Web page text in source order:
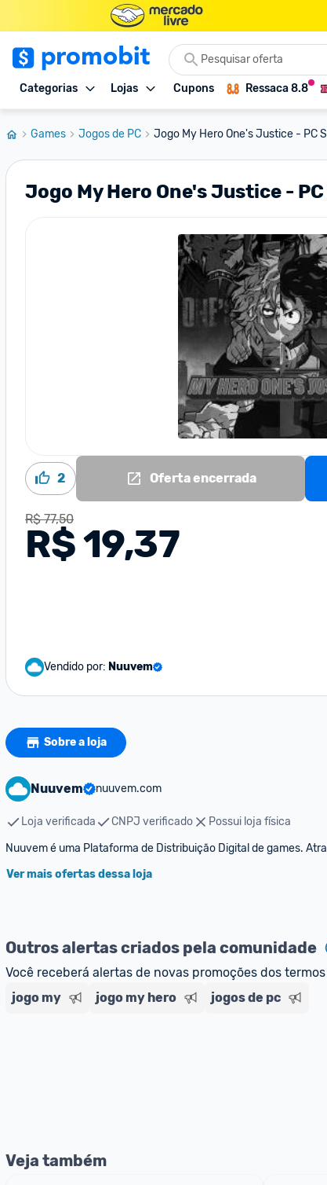
Categorias Lojas Cupons Ressaca 8.8
Games Jogos de PC Jogo My Hero One's Justice - PC
Jogo My Hero One's Justice -
2 Oferta encerrada
R$ 77,50
R$ 19,37
Vendido por: Nuuvem
Sobre a loja
Nuuvem nuuvem.com
Loja verificada CNPJ verificado
Possui loja física
Nuuvem é uma Plataforma de Distribuição Digital de games.
Ver mais ofertas dessa loja
Outros alertas criados pela comunidade
Você receberá alertas de novas promoções dos
jogo my
jogo my hero jogos de pc
Veja também